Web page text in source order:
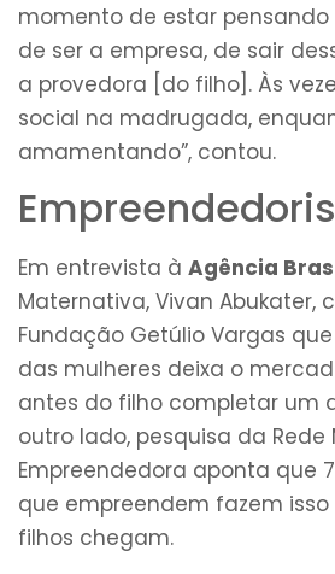
momento de estar
de ser a empresa, de sair
a provedora [do filho]. Às
social na madrugada,
amamentando”, contou.
Em entrevista à Agência
Maternativa, Vivan Abukater,
Fundação Getúlio Vargas
das mulheres deixa o
antes do filho completar um
outro lado, pesquisa da Rede
Empreendedora aponta que
que empreendem fazem isso
filhos chegam.